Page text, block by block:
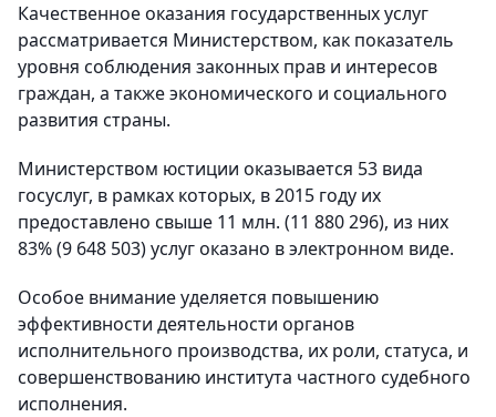
Качественное оказания государственных услуг
рассматривается Министерством, как показатель
уровня соблюдения законных прав и интересов
граждан, а также экономического и социального
развития страны.
Министерством юстиции оказывается 53 вида
госуслуг, в рамках которых, в 2015 году их
предоставлено свыше 11 млн. (11 880 296), из них
83% (9 648 503) услуг оказано в электронном виде.
Особое внимание уделяется повышению
эффективности деятельности органов
исполнительного производства, их роли, статуса, и
совершенствованию института частного судебного
исполнения.